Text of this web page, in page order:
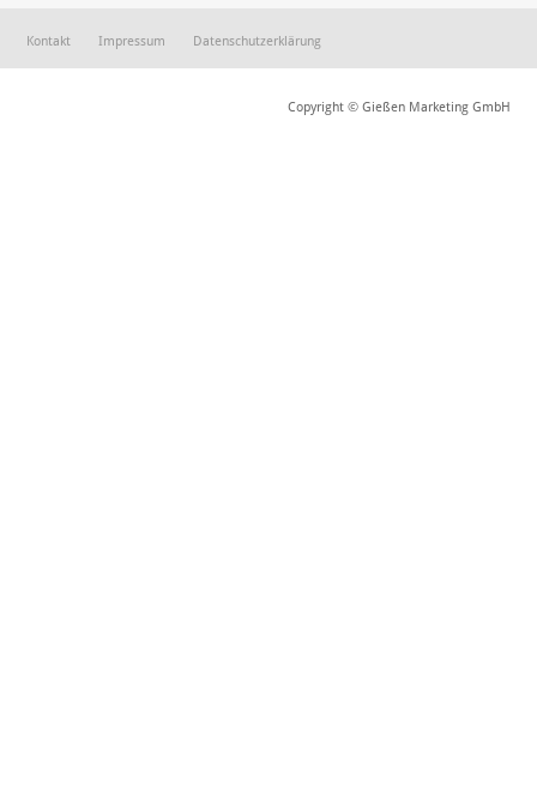
Kontakt Impressum Datenschutzerklärung
Copyright © Gießen Marketing GmbH